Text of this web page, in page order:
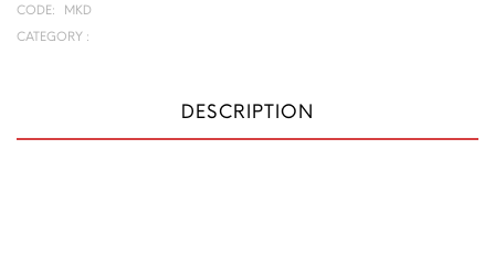
CODE:
MKD
CATEGORY :
DESCRIPTION